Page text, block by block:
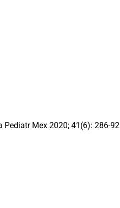
Pediatr Mex 2020; 41(6): 286-92